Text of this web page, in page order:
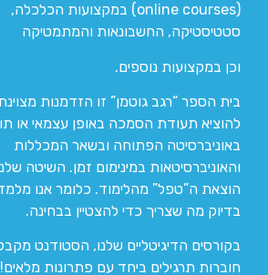
(online courses) במקצועות הכלכלה,
סטטיסטיקה, החשבונאות והמתמטיקה
וכן במקצועות נוספים.
בית הספר “רגב גוטמן” זו הזדמנות
להוציא תעודת הסמכה באופן עצמאי או
באוניברסיטה הפתוחה ובשאר המכללות
והאוניברסיטאות במינימום זמן. השיטה
הוצאת ה”טפל” מהלימוד. כלומר אנו
בדיוק מה שצריך כדי להצטיין בבחינה.
בקורסים הדיגיטליים שלנו, הסטודנט
חוברות תרגילים ביחד עם פתרונות מלאים!